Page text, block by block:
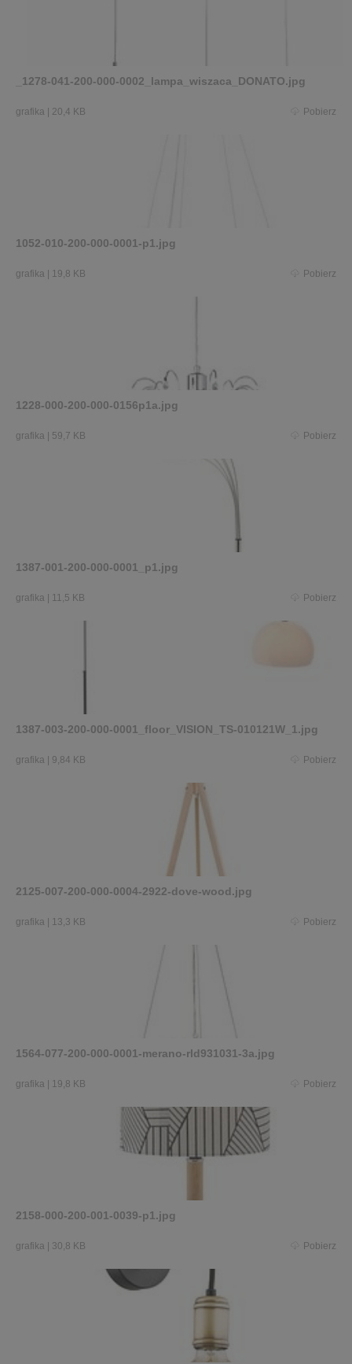
_1278-041-200-000-0002_lampa_wiszaca_DONATO.jpg
grafika 20,4 KB Pobierz
1052-010-200-000-0001-p1.jpg
grafika 19,8 KB Pobierz
1228-000-200-000-0156p1a.jpg
grafika 59,7 KB Pobierz
1387-001-200-000-0001_p1.jpg
grafika 11,5 KB Pobierz
1387-003-200-000-0001_floor_VISION_TS-010121W_1.jpg
grafika 9,84 KB Pobierz
2125-007-200-000-0004-2922-dove-wood.jpg
grafika 13,3 KB Pobierz
1564-077-200-000-0001-merano-rld931031-3a.jpg
grafika 19,8 KB Pobierz
2158-000-200-001-0039-p1.jpg
grafika 30,8 KB Pobierz